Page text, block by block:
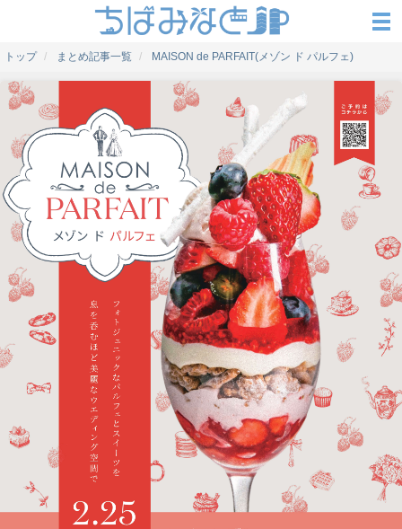
トップ まとめ記事一覧 MAISON de PARFAIT(メゾン ド パルフェ)